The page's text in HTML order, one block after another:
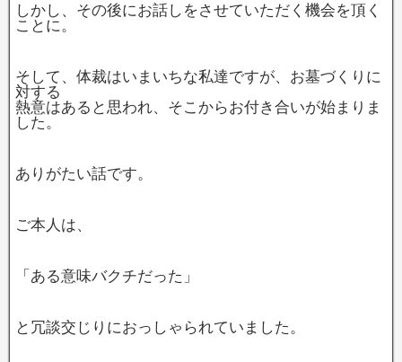
しかし、その後にお話しをさせていただく機会を頂く
ことに。
そして、体裁はいまいちな私達ですが、お墓づくりに
対する
熱意はあると思われ、そこからお付き合いが始まりま
した。
ありがたい話です。
ご本人は、
「ある意味バクチだった」
と冗談交じりにおっしゃられていました。